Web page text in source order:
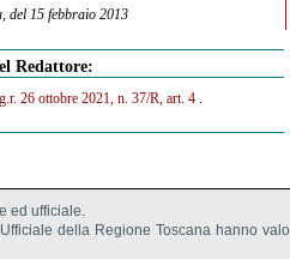
del 15 febbraio 2013
Redattore:
26 ottobre 2021, n. 37/R, art. 4.
ed ufficiale.
della Regione Toscana hanno